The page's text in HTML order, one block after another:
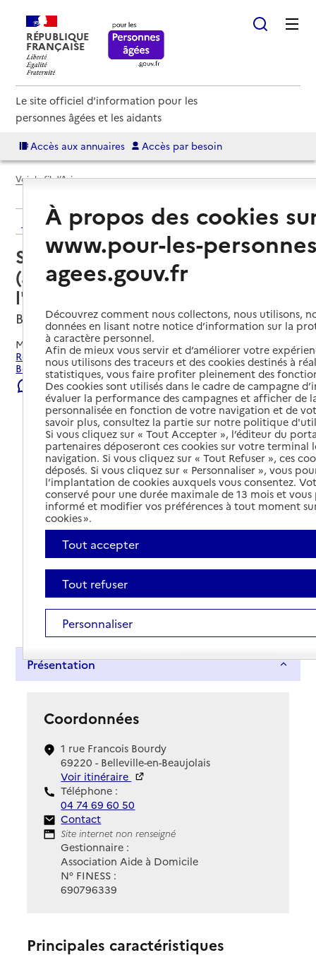
RÉPUBLIQUE
FRANÇAISE
Le site officiel d'information pour les
personnes âgées et les aidants
Accès aux annuaires Accès par besoin
Voir le fil d’Ariane
Retour aux résultats de l'annuaire
Service autonomie à domicile
(aide et soins) – Services de
l'Association Aide à Domicile
Belleville-en-Beaujolais, RHONE
Mis à jour le08/08/2026
Rechercher les établissements et services autour de
Belleville-en-Beaujolais.
Signaler une erreur
Tout déplier
Présentation
Coordonnées
1 rue Francois Bourdy
69220 - Belleville-en-Beaujolais
Voir itinéraire
Téléphone :
04 74 69 60 50
Contact
Contact
Site Internet
Site internet non renseigné
Gestionnaire :
Association Aide à Domicile
N° FINESS :
690796339
Principales caractéristiques
À propos des cookies
www.pour-les-
agees.gouv.fr
Découvrez comment nous collectons, nous utilisons,
données en lisant notre notice d’information sur la
à caractère personnel.
Afin de mieux vous servir et d’améliorer votre
nous utilisons des traceurs et des cookies destinés à
statistiques, vous faire profiter pleinement des
Des cookies sont utilisés dans le cadre de campagne
évaluer la performance des campagnes et afficher de
personnalisée en fonction de votre navigation et de
savoir plus, consultez la partie sur notre politique
Si vous cliquez sur « Tout Accepter », l’éditeur du
partenaires déposeront ces cookies sur votre terminal
navigation. Si vous cliquez sur « Tout Refuser », ces
déposés. Si vous cliquez sur « Personnaliser », vous
l’implantation de cookies auxquels vous consentez.
conservé pour une durée maximale de 13 mois et
informé et modifier vos préférences à tout moment
cookies ».
Tout accepter
Tout refuser
Personnaliser